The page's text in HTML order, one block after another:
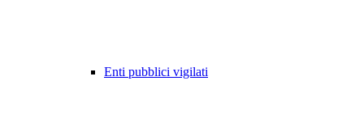
Enti pubblici vigilati